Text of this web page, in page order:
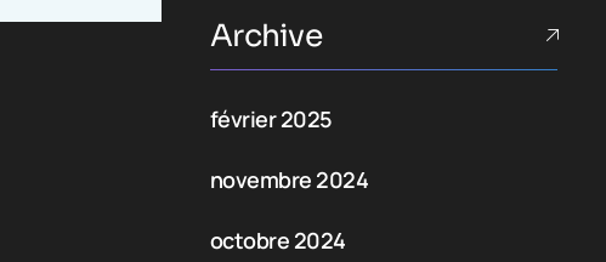
Archive
février 2025
novembre 2024
octobre 2024